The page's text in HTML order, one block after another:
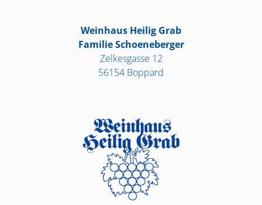
Weinhaus Heilig Grab
Familie Schoeneberger
Zelkesgasse 12
56154 Boppard